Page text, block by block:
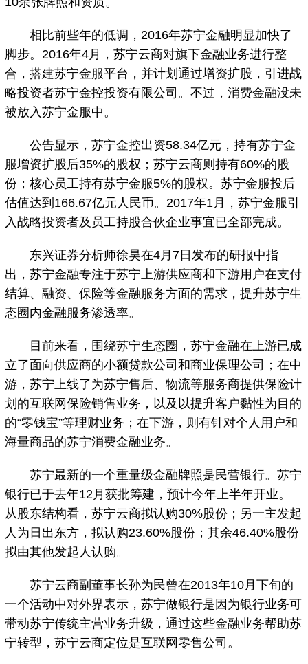
相比前些年的低调，2016年苏宁金融明显加快了
脚步。2016年4月，苏宁云商对旗下金融业务进行整
合，搭建苏宁金服平台，并计划通过增资扩股，引进战
略投资者苏宁金控投资有限公司。不过，消费金融没未
被放入苏宁金服中。
公告显示，苏宁金控出资58.34亿元，持有苏宁金
服增资扩股后35%的股权；苏宁云商则持有60%的股
份；核心员工持有苏宁金服5%的股权。苏宁金服投后
估值达到166.67亿元人民币。2017年1月，苏宁金服引
入战略投资者及员工持股合伙企业事宜已全部完成。
东兴证券分析师徐昊在4月7日发布的研报中指
出，苏宁金融专注于苏宁上游供应商和下游用户在支付
结算、融资、保险等金融服务方面的需求，提升苏宁生
态圈内金融服务渗透率。
目前来看，围绕苏宁生态圈，苏宁金融在上游已成
立了面向供应商的小额贷款公司和商业保理公司；在中
游，苏宁上线了为苏宁售后、物流等服务商提供保险计
划的互联网保险销售业务，以及以提升客户黏性为目的
的“零钱宝”等理财业务；在下游，则有针对个人用户和
海量商品的苏宁消费金融业务。
苏宁最新的一个重量级金融牌照是民营银行。苏宁
银行已于去年12月获批筹建，预计今年上半年开业。
从股东结构看，苏宁云商拟认购30%股份；另一主发起
人为日出东方，拟认购23.60%股份；其余46.40%股份
拟由其他发起人认购。
苏宁云商副董事长孙为民曾在2013年10月下旬的
一个活动中对外界表示，苏宁做银行是因为银行业务可
带动苏宁传统主营业务升级，通过这些金融业务帮助苏
宁转型，苏宁云商定位是互联网零售公司。